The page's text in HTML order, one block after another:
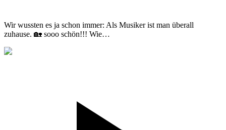
Wir wussten es ja schon immer: Als Musiker ist man überall
zuhause. 🏡 sooo schön!!! Wie…